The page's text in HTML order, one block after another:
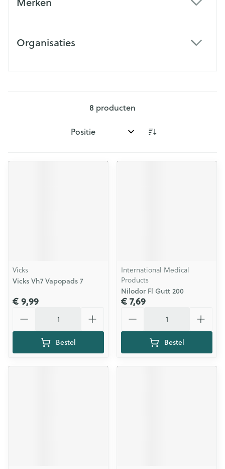
Organisaties
8 producten
Sorteer op:
Vicks
Vicks Vh7 Vapopads 7
€ 9,99
Bestel
International Medical
Products
Nilodor Fl Gutt 200
€ 7,69
Bestel